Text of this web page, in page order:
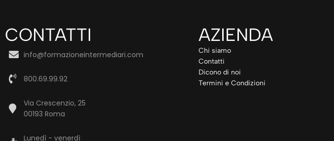
CONTATTI
info@formazioneintermediari.com
800.69.99.92
Via Crescenzio, 25
00193 Roma
Lunedì - venerdì
AZIENDA
Chi siamo
Contatti
Dicono di noi
Termini e Condizioni